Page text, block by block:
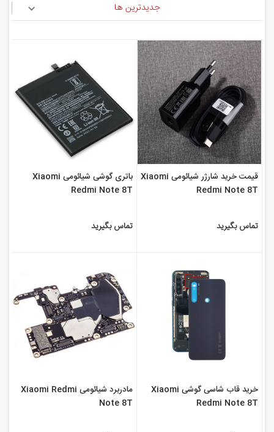
جدیدترین ها
قیمت خرید شارژر شیائومی Xiaomi
Redmi Note 8T
تماس بگیرید
باتری گوشی شیائومی Xiaomi
Redmi Note 8T
تماس بگیرید
خرید قاب شاسی گوشی Xiaomi
Redmi Note 8T
مادربرد شیائومی Xiaomi Redmi
Note 8T